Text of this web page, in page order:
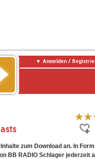
Anmelden /
zum Download an. In
BB RADIO Schlager jederzeit